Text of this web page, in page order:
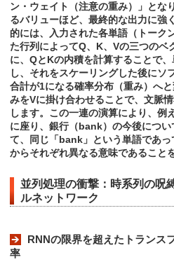
ン・ウェイト（注意の重み）」とな
るバリューほど、最終的な出力に強
的には、入力された各単語（トーク
た行列によってQ、K、Vの三つのベ
に、QとKの内積を計算することで
し、それをスケーリングした後にソ
合計が1になる確率分布（重み）へ
みをVに掛け合わせることで、文脈
します。この一連の演算により、例
に座り、銀行（bank）の今後につ
て、同じ「bank」という単語であ
からそれぞれ異なる意味であること
並列処理の衝撃：時系列の呪
ルネットワーク
RNNの限界を超えたトランス
率